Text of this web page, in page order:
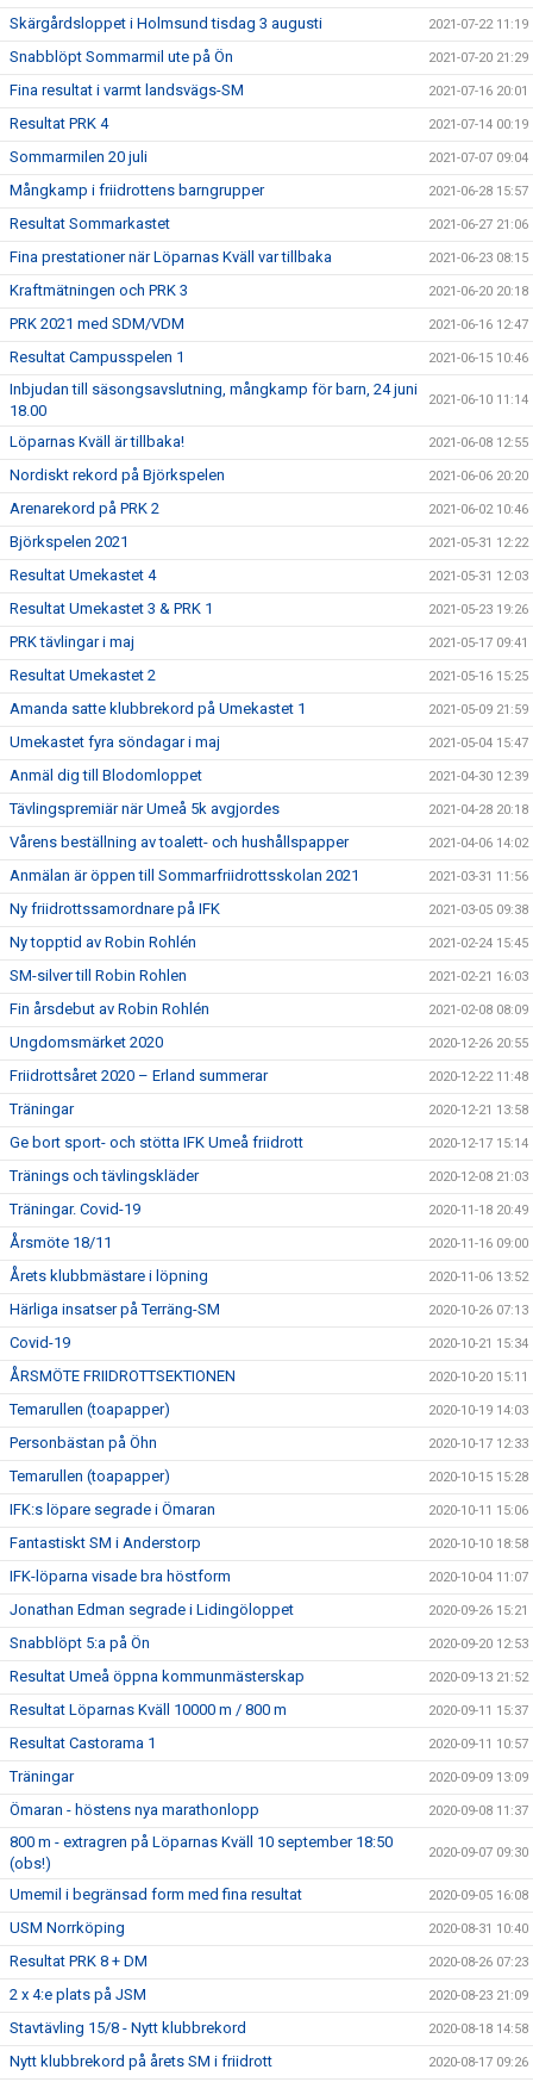
Skärgårdsloppet i Holmsund tisdag 3 augusti 2021-07-22 11:19
Snabblöpt Sommarmil ute på Ön 2021-07-20 21:29
Fina resultat i varmt landsvägs-SM 2021-07-16 20:01
Resultat PRK 4 2021-07-14 00:19
Sommarmilen 20 juli 2021-07-07 09:04
Mångkamp i friidrottens barngrupper 2021-06-28 15:57
Resultat Sommarkastet 2021-06-27 21:06
Fina prestationer när Löparnas Kväll var tillbaka 2021-06-23 08:15
Kraftmätningen och PRK 3 2021-06-20 20:18
PRK 2021 med SDM/VDM 2021-06-16 12:47
Resultat Campusspelen 1 2021-06-15 10:46
Inbjudan till säsongsavslutning, mångkamp för barn, 24 juni
18.00
2021-06-10 11:14
Löparnas Kväll är tillbaka! 2021-06-08 12:55
Nordiskt rekord på Björkspelen 2021-06-06 20:20
Arenarekord på PRK 2 2021-06-02 10:46
Björkspelen 2021 2021-05-31 12:22
Resultat Umekastet 4 2021-05-31 12:03
Resultat Umekastet 3 & PRK 1 2021-05-23 19:26
PRK tävlingar i maj 2021-05-17 09:41
Resultat Umekastet 2 2021-05-16 15:25
Amanda satte klubbrekord på Umekastet 1 2021-05-09 21:59
Umekastet fyra söndagar i maj 2021-05-04 15:47
Anmäl dig till Blodomloppet 2021-04-30 12:39
Tävlingspremiär när Umeå 5k avgjordes 2021-04-28 20:18
Vårens beställning av toalett- och hushållspapper 2021-04-06 14:02
Anmälan är öppen till Sommarfriidrottsskolan 2021 2021-03-31 11:56
Ny friidrottssamordnare på IFK 2021-03-05 09:38
Ny topptid av Robin Rohlén 2021-02-24 15:45
SM-silver till Robin Rohlen 2021-02-21 16:03
Fin årsdebut av Robin Rohlén 2021-02-08 08:09
Ungdomsmärket 2020 2020-12-26 20:55
Friidrottsåret 2020 – Erland summerar 2020-12-22 11:48
Träningar 2020-12-21 13:58
Ge bort sport- och stötta IFK Umeå friidrott 2020-12-17 15:14
Tränings och tävlingskläder 2020-12-08 21:03
Träningar. Covid-19 2020-11-18 20:49
Årsmöte 18/11 2020-11-16 09:00
Årets klubbmästare i löpning 2020-11-06 13:52
Härliga insatser på Terräng-SM 2020-10-26 07:13
Covid-19 2020-10-21 15:34
ÅRSMÖTE FRIIDROTTSEKTIONEN 2020-10-20 15:11
Temarullen (toapapper) 2020-10-19 14:03
Personbästan på Öhn 2020-10-17 12:33
Temarullen (toapapper) 2020-10-15 15:28
IFK:s löpare segrade i Ömaran 2020-10-11 15:06
Fantastiskt SM i Anderstorp 2020-10-10 18:58
IFK-löparna visade bra höstform 2020-10-04 11:07
Jonathan Edman segrade i Lidingöloppet 2020-09-26 15:21
Snabblöpt 5:a på Ön 2020-09-20 12:53
Resultat Umeå öppna kommunmästerskap 2020-09-13 21:52
Resultat Löparnas Kväll 10000 m / 800 m 2020-09-11 15:37
Resultat Castorama 1 2020-09-11 10:57
Träningar 2020-09-09 13:09
Ömaran - höstens nya marathonlopp 2020-09-08 11:37
800 m - extragren på Löparnas Kväll 10 september 18:50
(obs!)
2020-09-07 09:30
Umemil i begränsad form med fina resultat 2020-09-05 16:08
USM Norrköping 2020-08-31 10:40
Resultat PRK 8 + DM 2020-08-26 07:23
2 x 4:e plats på JSM 2020-08-23 21:09
Stavtävling 15/8 - Nytt klubbrekord 2020-08-18 14:58
Nytt klubbrekord på årets SM i friidrott 2020-08-17 09:26